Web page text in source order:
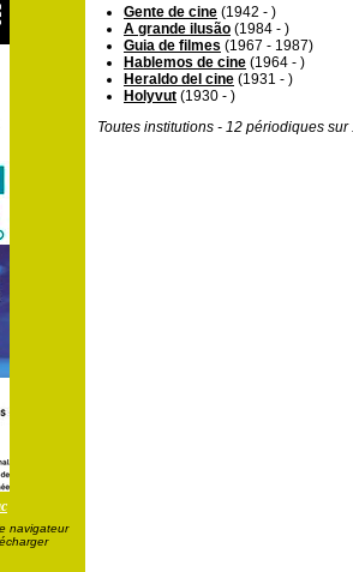
navigateur
Gente de cine (1942 - )
A grande ilusão (1984 - )
Guia de filmes (1967 - 1987)
Hablemos de cine (1964 - )
Heraldo del cine (1931 - )
Holyvut (1930 - )
Toutes institutions - 12 périodiques sur